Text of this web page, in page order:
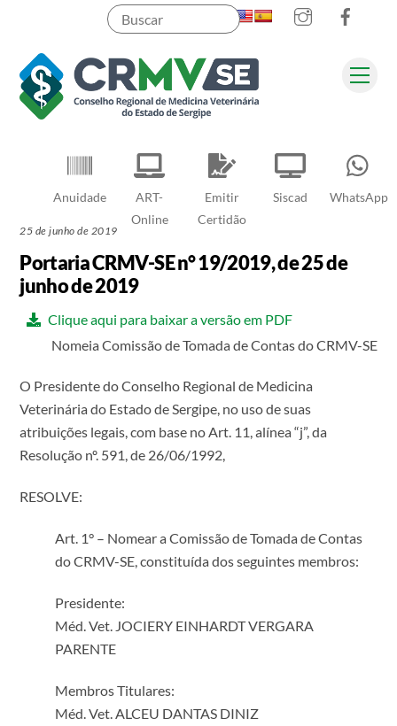
content
Instagram
Anuidade
ART-
Online
Emitir
Certidão
Siscad WhatsApp
25 de junho de 2019
Portaria CRMV-SE n° 19/2019, de 25 de
junho de 2019
Clique aqui para baixar a versão em PDF
Nomeia Comissão de Tomada de Contas do CRMV-SE
O Presidente do Conselho Regional de Medicina
Veterinária do Estado de Sergipe, no uso de suas
atribuições legais, com base no Art. 11, alínea “j”, da
Resolução nº. 591, de 26/06/1992,
RESOLVE:
Art. 1° – Nomear a Comissão de Tomada de Contas
do CRMV-SE, constituída dos seguintes membros:
Presidente:
Méd. Vet. JOCIERY EINHARDT VERGARA
PARENTE
Membros Titulares:
Méd. Vet. ALCEU DANTAS DINIZ